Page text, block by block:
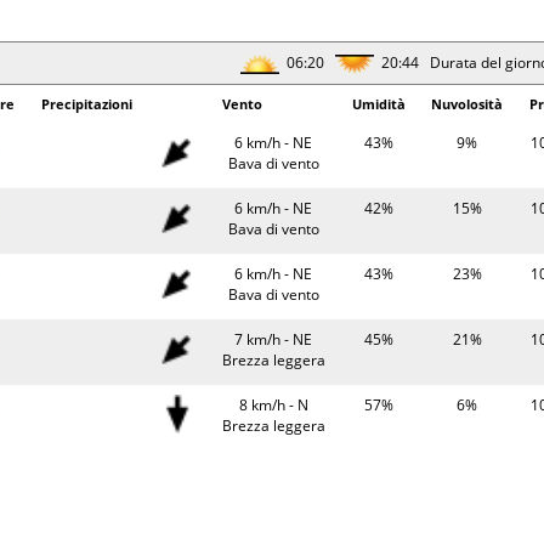
06:22 20:41 Durata del
Precipitazioni Umidità
5 km/h - O
Bava di vento
75%
5 km/h - O
Bava di vento
74%
5 km/h - S
Bava di vento
39%
9 km/h - S
45%
06:24 20:39 Durata del
Vento
06:20 20:44 Durata del
Precipitazioni Vento Umidità Nuvolosità
6 km/h - NE
Bava di vento
43% 9%
6 km/h - NE
Bava di vento
42% 15%
6 km/h - NE
Bava di vento
43% 23%
7 km/h - NE
Brezza leggera
45% 21%
8 km/h - N
Brezza leggera
57% 6%